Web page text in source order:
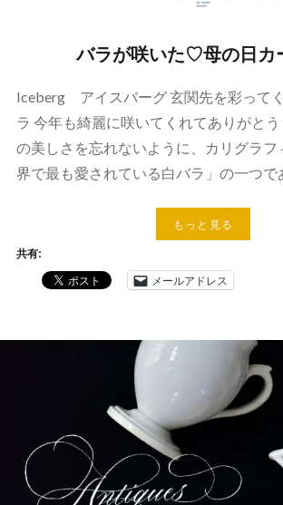
バラが咲いた♡母の日カ
Iceberg アイスバーグ 玄関先を彩って
ラ 今年も綺麗に咲いてくれてありがと
の美しさを忘れないように、カリグラフ
界で最も愛されている白バラ」の一つで
もっと見る
共有:
メールアドレス